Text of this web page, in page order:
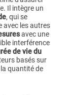
Il intègre un
, qui se
avec les autres
avec une
interférence
de vie du
basés sur
quantité de